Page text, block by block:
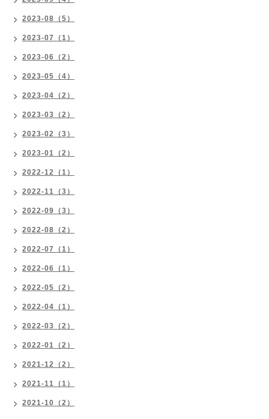
2023-08（5）
2023-07（1）
2023-06（2）
2023-05（4）
2023-04（2）
2023-03（2）
2023-02（3）
2023-01（2）
2022-12（1）
2022-11（3）
2022-09（3）
2022-08（2）
2022-07（1）
2022-06（1）
2022-05（2）
2022-04（1）
2022-03（2）
2022-01（2）
2021-12（2）
2021-11（1）
2021-10（2）